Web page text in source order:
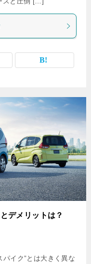
デメリットは？
イク”とは大きく異な